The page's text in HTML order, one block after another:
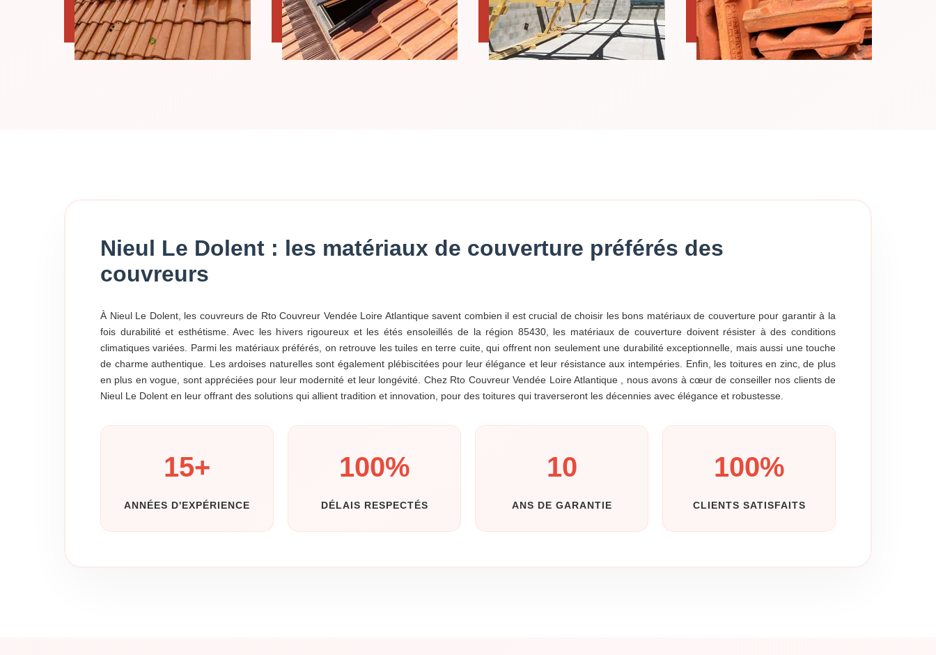
Nieul Le Dolent : les matériaux de couverture préférés des
couvreurs
À Nieul Le Dolent, les couvreurs de Rto Couvreur Vendée Loire Atlantique savent combien il est crucial de choisir les bons matériaux de couverture pour garantir à la
fois durabilité et esthétisme. Avec les hivers rigoureux et les étés ensoleillés de la région 85430, les matériaux de couverture doivent résister à des conditions
climatiques variées. Parmi les matériaux préférés, on retrouve les tuiles en terre cuite, qui offrent non seulement une durabilité exceptionnelle, mais aussi une touche
de charme authentique. Les ardoises naturelles sont également plébiscitées pour leur élégance et leur résistance aux intempéries. Enfin, les toitures en zinc, de plus
en plus en vogue, sont appréciées pour leur modernité et leur longévité. Chez Rto Couvreur Vendée Loire Atlantique , nous avons à cœur de conseiller nos clients de
Nieul Le Dolent en leur offrant des solutions qui allient tradition et innovation, pour des toitures qui traverseront les décennies avec élégance et robustesse.
15+
ANNÉES D'EXPÉRIENCE
100%
DÉLAIS RESPECTÉS
10
ANS DE GARANTIE
100%
CLIENTS SATISFAITS